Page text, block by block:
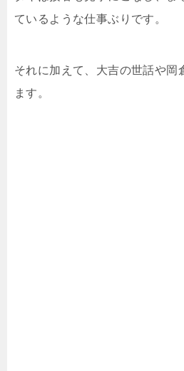
ているような仕事ぶりです。
それに加えて、大吉の世話や岡
ます。